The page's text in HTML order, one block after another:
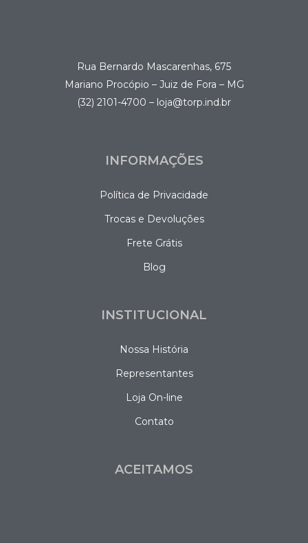
Rua Bernardo Mascarenhas, 675
Mariano Procópio – Juiz de Fora – MG
(32) 2101-4700 – loja@torp.ind.br
INFORMAÇÕES
Política de Privacidade
Trocas e Devoluções
Frete Grátis
Blog
INSTITUCIONAL
Nossa História
Representantes
Loja On-line
Contato
ACEITAMOS